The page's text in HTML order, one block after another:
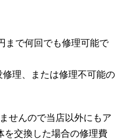
まで何回でも修理可能で
修理、または修理不可能の
せんので当店以外にもア
を交換した場合の修理費